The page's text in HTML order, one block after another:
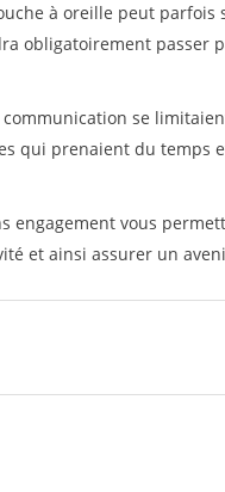
à oreille peut
obligatoirement passer
se
qui prenaient du temps
engagement vous
et ainsi assurer un